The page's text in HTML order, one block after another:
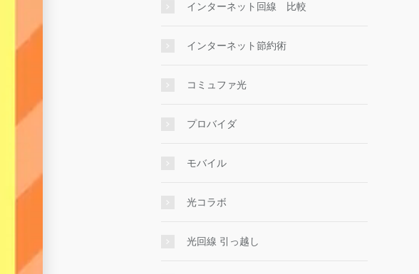
インターネット回線 比較
インターネット節約術
コミュファ光
プロバイダ
モバイル
光コラボ
光回線 引っ越し